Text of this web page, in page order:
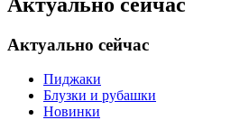
Актуально сейчас
Пиджаки
Блузки и рубашки
Новинки